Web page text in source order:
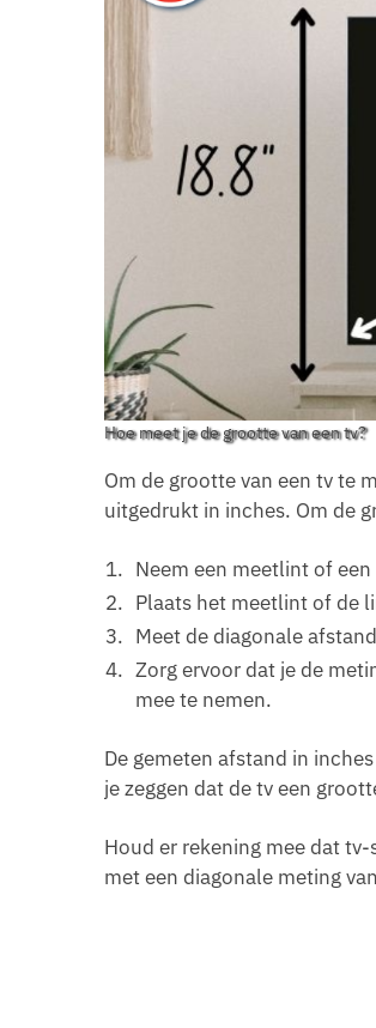
Hoe meet je de grootte van een tv?
Om de grootte van een tv te
uitgedrukt in inches. Om de
Neem een meetlint of
Plaats het meetlint of de
Meet de diagonale
Zorg ervoor dat je de
mee te nemen.
De gemeten afstand in
je zeggen dat de tv een
Houd er rekening mee dat
met een diagonale meting